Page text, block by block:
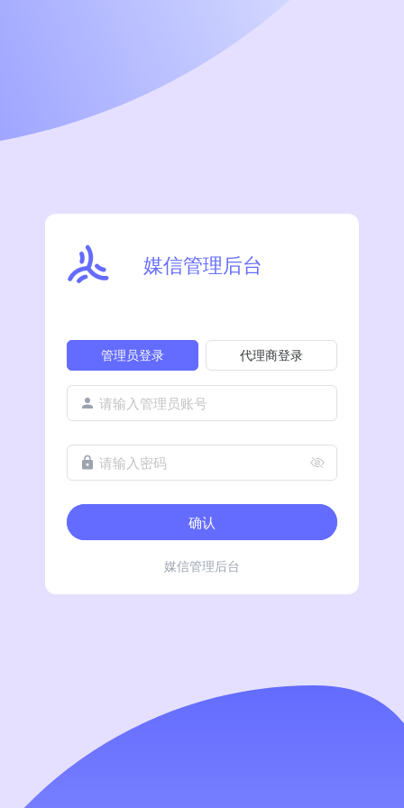
媒信管理后台
管理员登录 代理商登录
请输入管理员账号
请输入密码
确认
媒信管理后台